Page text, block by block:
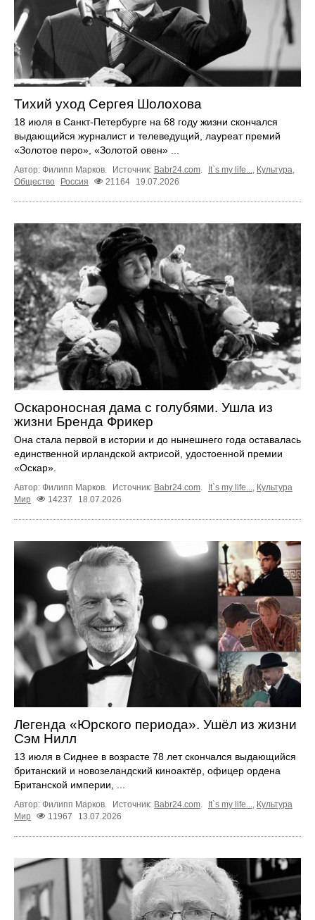
Тихий уход Сергея Шолохова
18 июля в Санкт-Петербурге на 68 году жизни скончался
выдающийся журналист и телеведущий, лауреат премий
«Золотое перо», «Золотой овен» ...
Автор: Филипп Марков. Источник: Babr24.com. It`s my life..., Культура,
Общество
Россия 21164 19.07.2026
Оскароносная дама с голубями. Ушла из
жизни Бренда Фрикер
Она стала первой в истории и до нынешнего года оставалась
единственной ирландской актрисой, удостоенной премии
«Оскар».
Автор: Филипп Марков. Источник: Babr24.com It`s my life...
Культура
Мир
14237 18.07.2026
Легенда «Юрского периода». Ушёл из жизни
Сэм Нилл
13 июля в Сиднее в возрасте 78 лет скончался выдающийся
британский и новозеландский киноактёр, офицер ордена
Британской империи, ...
Автор: Филипп Марков. Источник: Babr24.com. It`s my life..., Культура
Мир
11967 13.07.2026